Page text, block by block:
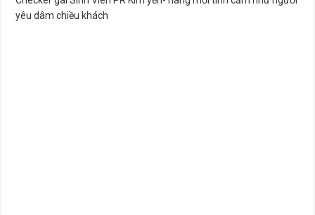
yêu dâm chiều khách